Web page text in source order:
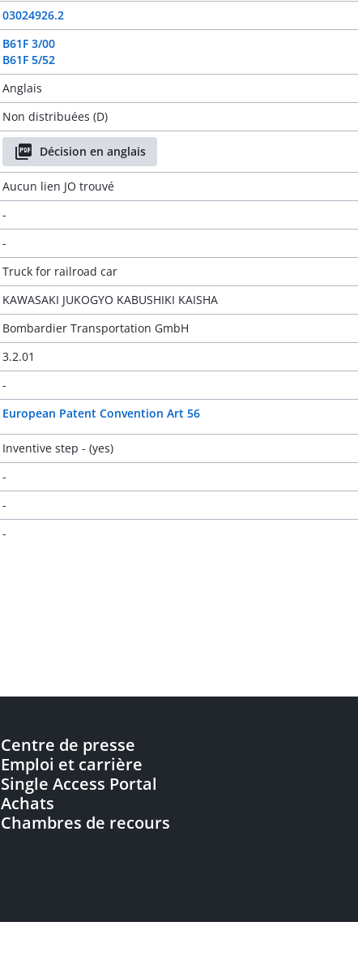
03024926.2
B61F 3/00
B61F 5/52
Anglais
Non distribuées (D)
Décision en anglais
Aucun lien JO trouvé
-
-
Truck for railroad car
KAWASAKI JUKOGYO KABUSHIKI KAISHA
Bombardier Transportation GmbH
3.2.01
-
European Patent Convention Art 56
Inventive step - (yes)
-
-
-
Centre de presse
Emploi et carrière
Single Access Portal
Achats
Chambres de recours